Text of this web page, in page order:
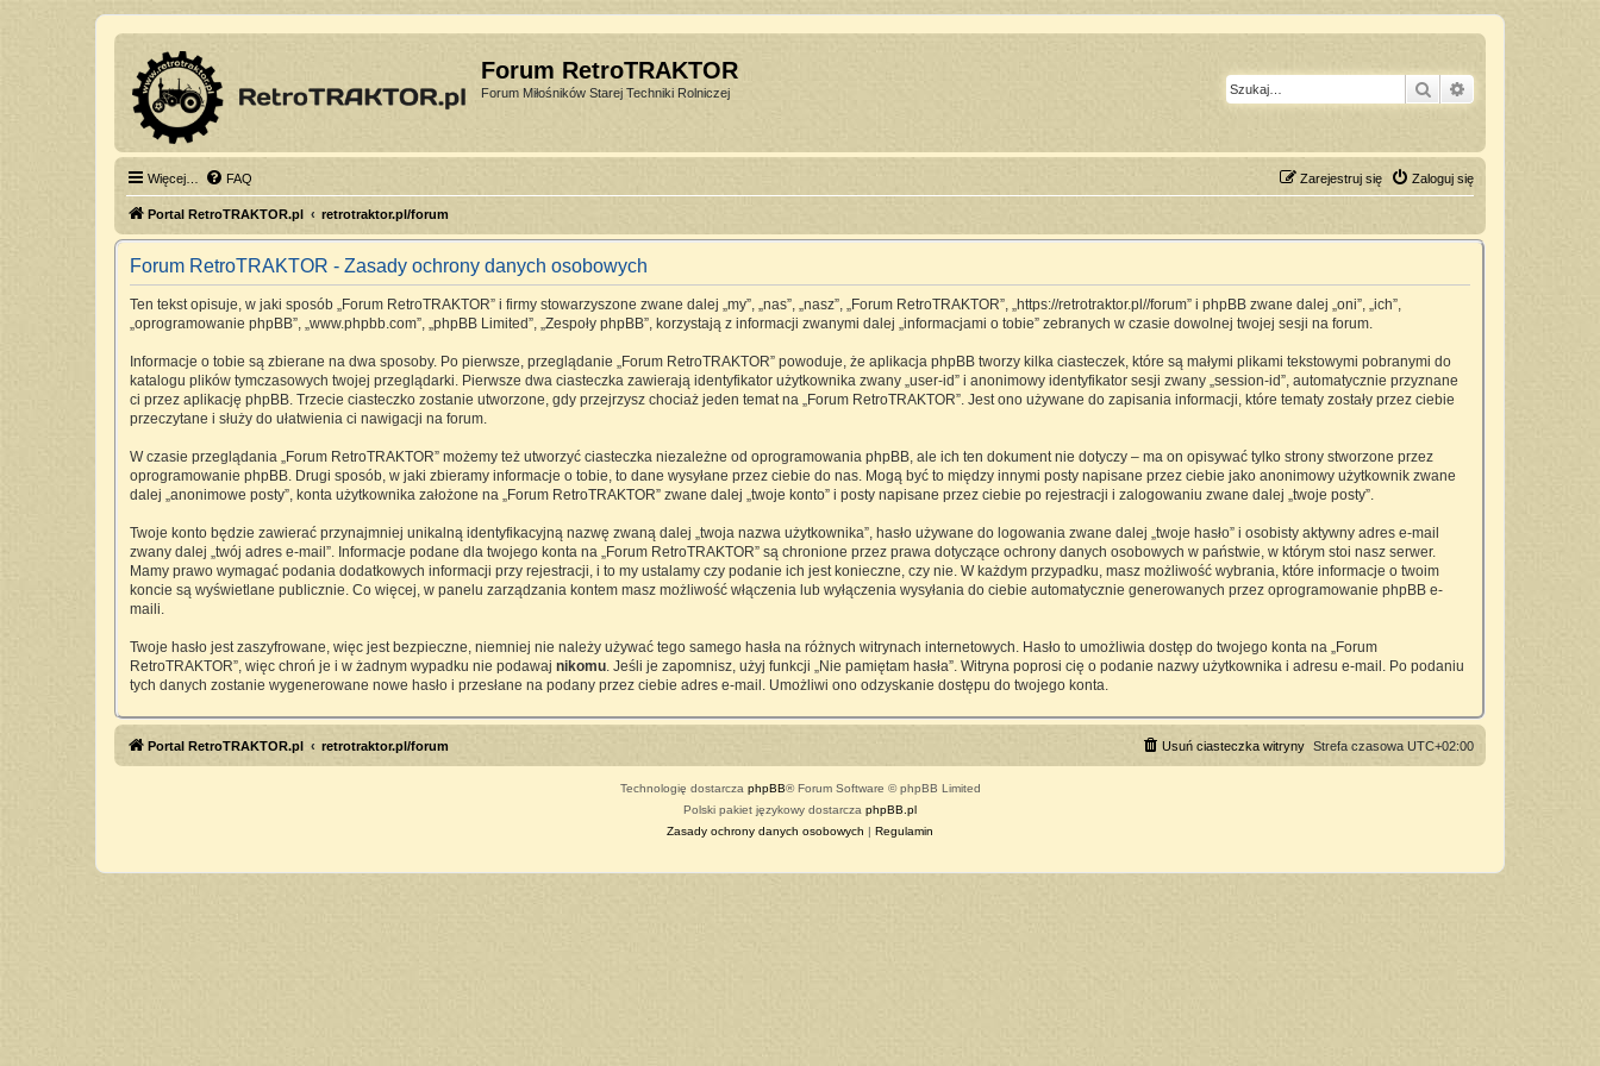
Forum RetroTRAKTOR
Forum Miłośników Starej Techniki Rolniczej Szukaj
Więcej… FAQ Zaloguj się
Zarejestruj się
Portal RetroTRAKTOR.pl retrotraktor.pl/forum
Forum RetroTRAKTOR - Zasady ochrony danych osobowych
Ten tekst opisuje, w jaki sposób „Forum RetroTRAKTOR” i firmy stowarzyszone zwane dalej „my”, „nas”, „nasz”, „Forum RetroTRAKTOR”, „https://retrotraktor.pl//forum” i phpBB zwane dalej „oni”, „ich”,
„oprogramowanie phpBB”, „www.phpbb.com”, „phpBB Limited”, „Zespoły phpBB”, korzystają z informacji zwanymi dalej „informacjami o tobie” zebranych w czasie dowolnej twojej sesji na forum.
Informacje o tobie są zbierane na dwa sposoby. Po pierwsze, przeglądanie „Forum RetroTRAKTOR” powoduje, że aplikacja phpBB tworzy kilka ciasteczek, które są małymi plikami tekstowymi pobranymi do
katalogu plików tymczasowych twojej przeglądarki. Pierwsze dwa ciasteczka zawierają identyfikator użytkownika zwany „user-id” i anonimowy identyfikator sesji zwany „session-id”, automatycznie przyznane
ci przez aplikację phpBB. Trzecie ciasteczko zostanie utworzone, gdy przejrzysz chociaż jeden temat na „Forum RetroTRAKTOR”. Jest ono używane do zapisania informacji, które tematy zostały przez ciebie
przeczytane i służy do ułatwienia ci nawigacji na forum.
W czasie przeglądania „Forum RetroTRAKTOR” możemy też utworzyć ciasteczka niezależne od oprogramowania phpBB, ale ich ten dokument nie dotyczy – ma on opisywać tylko strony stworzone przez
oprogramowanie phpBB. Drugi sposób, w jaki zbieramy informacje o tobie, to dane wysyłane przez ciebie do nas. Mogą być to między innymi posty napisane przez ciebie jako anonimowy użytkownik zwane
dalej „anonimowe posty”, konta użytkownika założone na „Forum RetroTRAKTOR” zwane dalej „twoje konto” i posty napisane przez ciebie po rejestracji i zalogowaniu zwane dalej „twoje posty”.
Twoje konto będzie zawierać przynajmniej unikalną identyfikacyjną nazwę zwaną dalej „twoja nazwa użytkownika”, hasło używane do logowania zwane dalej „twoje hasło” i osobisty aktywny adres e-mail
zwany dalej „twój adres e-mail”. Informacje podane dla twojego konta na „Forum RetroTRAKTOR” są chronione przez prawa dotyczące ochrony danych osobowych w państwie, w którym stoi nasz serwer.
Mamy prawo wymagać podania dodatkowych informacji przy rejestracji, i to my ustalamy czy podanie ich jest konieczne, czy nie. W każdym przypadku, masz możliwość wybrania, które informacje o twoim
koncie są wyświetlane publicznie. Co więcej, w panelu zarządzania kontem masz możliwość włączenia lub wyłączenia wysyłania do ciebie automatycznie generowanych przez oprogramowanie phpBB e-
maili.
Twoje hasło jest zaszyfrowane, więc jest bezpieczne, niemniej nie należy używać tego samego hasła na różnych witrynach internetowych. Hasło to umożliwia dostęp do twojego konta na „Forum
RetroTRAKTOR”, więc chroń je i w żadnym wypadku nie podawaj nikomu. Jeśli je zapomnisz, użyj funkcji „Nie pamiętam hasła”. Witryna poprosi cię o podanie nazwy użytkownika i adresu e-mail. Po podaniu
tych danych zostanie wygenerowane nowe hasło i przesłane na podany przez ciebie adres e-mail. Umożliwi ono odzyskanie dostępu do twojego konta.
Portal RetroTRAKTOR.pl retrotraktor.pl/forum Strefa czasowa UTC+02:00
Usuń ciasteczka witryny
Technologię dostarcza phpBB® Forum Software © phpBB Limited
Polski pakiet językowy dostarcza phpBB.pl
Zasady ochrony danych osobowych | Regulamin